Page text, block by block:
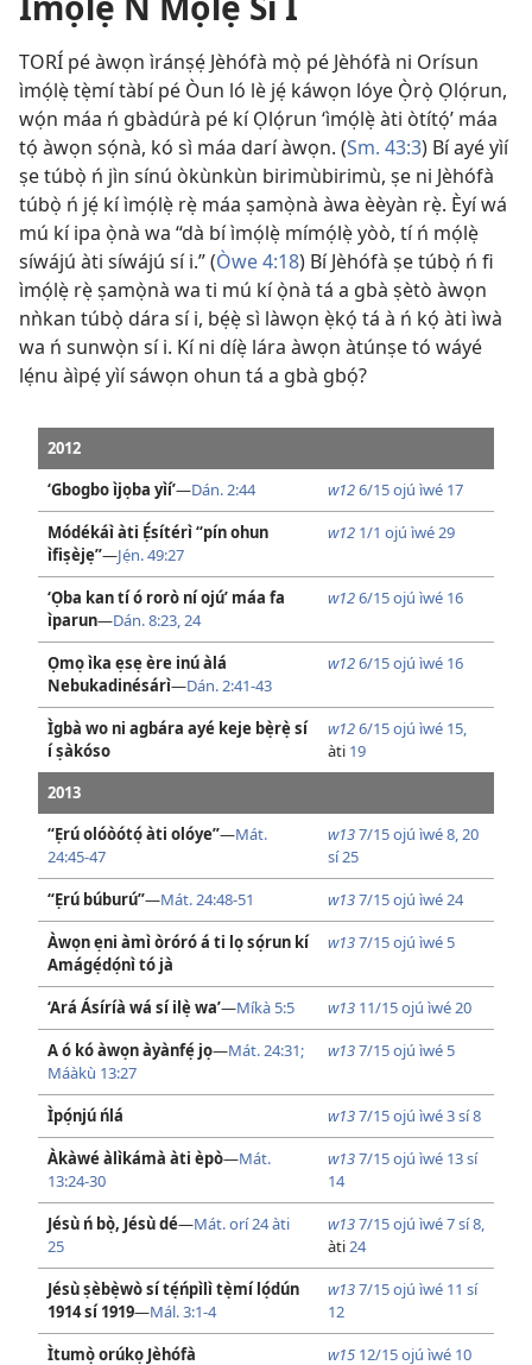
TORÍ pé àwọn ìránṣẹ́ Jèhófà mọ̀ pé Jèhófà ni Orísun
ìmọ́lẹ̀ tẹ̀mí tàbí pé Òun ló lè jẹ́ káwọn lóye Ọ̀rọ̀ Ọlọ́run,
wọ́n máa ń gbàdúrà pé kí Ọlọ́run ‘ìmọ́lẹ̀ àti òtítọ́’ máa
tọ́ àwọn sọ́nà, kó sì máa darí àwọn. (Sm. 43:3) Bí ayé yìí
ṣe túbọ̀ ń jìn sínú òkùnkùn birimùbirimù, ṣe ni Jèhófà
túbọ̀ ń jẹ́ kí ìmọ́lẹ̀ rẹ̀ máa ṣamọ̀nà àwa èèyàn rẹ̀. Èyí wá
mú kí ipa ọ̀nà wa “dà bí ìmọ́lẹ̀ mímọ́lẹ̀ yòò, tí ń mọ́lẹ̀
síwájú àti síwájú sí i.” (Òwe 4:18) Bí Jèhófà ṣe túbọ̀ ń fi
ìmọ́lẹ̀ rẹ̀ ṣamọ̀nà wa ti mú kí ọ̀nà tá a gbà ṣètò àwọn
nǹkan túbọ̀ dára sí i, bẹ́ẹ̀ sì làwọn ẹ̀kọ́ tá à ń kọ́ àti ìwà
wa ń sunwọ̀n sí i. Kí ni díẹ̀ lára àwọn àtúnṣe tó wáyé
lẹ́nu àìpẹ́ yìí sáwọn ohun tá a gbà gbọ́?
2012
‘Gbogbo ìjọba yìí’—Dán. 2:44 w126/15 ojú ìwé 17
Módékáì àti Ẹ́sítérì “pín ohun
ìfiṣèjẹ”—Jẹ́n. 49:27
w12 1/1 ojú ìwé 29
‘Ọba kan tí ó rorò ní ojú’ máa fa
ìparun—Dán. 8:23, 24
w126/15 ojú ìwé 16
Ọmọ ìka ẹsẹ ère inú àlá
Nebukadinésárì—Dán. 2:41-43
w126/15 ojú ìwé 16
Ìgbà wo ni agbára ayé keje bẹ̀rẹ̀ sí
í ṣàkóso
w126/15 ojú ìwé 15,
àti 19
2013
“Ẹrú olóòótọ́ àti olóye”—Mát.
24:45-47
w137/15 ojú ìwé 8,20
sí 25
“Ẹrú búburú”—Mát. 24:48-51 w137/15 ojú ìwé 24
Àwọn ẹni àmì òróró á ti lọ sọ́run kí
Amágẹ́dọ́nì tó jà
w137/15 ojú ìwé 5
‘Ará Ásíríà wá sí ilẹ̀ wa’—Míkà 5:5 w13 11/15 ojú ìwé 20
A ó kó àwọn àyànfẹ́ jọ—Mát. 24:31;
Máàkù 13:27
w137/15 ojú ìwé 5
Ìpọ́njú ńlá w137/15 ojú ìwé 3 sí 8
Àkàwé àlìkámà àti èpò—Mát.
13:24-30
w137/15 ojú ìwé 13 sí
14
Jésù ń bọ̀, Jésù dé—Mát. orí 24 àti
25
w137/15 ojú ìwé 7 sí 8,
àti24
Jésù ṣèbẹ̀wò sí tẹ́ńpìlì tẹ̀mí lọ́dún
1914 sí 1919—Mál. 3:1-4
w137/15 ojú ìwé 11 sí
12
Ìtumọ̀ orúkọ Jèhófà
w15 12/15 ojú ìwé 10